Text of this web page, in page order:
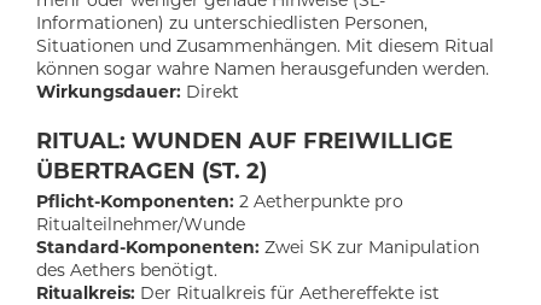
Informationen) zu unterschiedlisten Personen,
Situationen und Zusammenhängen. Mit diesem Ritual
können sogar wahre Namen herausgefunden werden.
Wirkungsdauer: Direkt
RITUAL: WUNDEN AUF FREIWILLIGE
ÜBERTRAGEN (ST. 2)
Pflicht-Komponenten: 2 Aetherpunkte pro
Ritualteilnehmer/Wunde
Standard-Komponenten: Zwei SK zur Manipulation
des Aethers benötigt.
Ritualkreis: Der Ritualkreis für Aethereffekte ist